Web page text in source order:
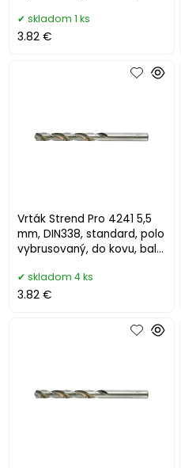
skladom 1 ks
3.82 €
Vrták Strend Pro 4241 5,5
mm, DIN338, standard, polo
vybrusovaný, do kovu, bal.
skladom 4 ks
3.82 €